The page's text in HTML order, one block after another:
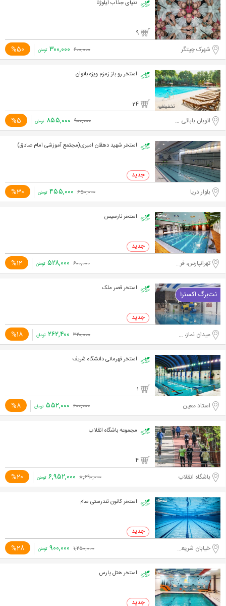
دنیای جذاب ایلوژنا
9
شهرک چیتگر %50 ۶۰۰,۰۰۰ ۳۰۰,۰۰۰ تومان
استخر رو باز زمزم ویژه بانوان
24
اتوبان بابائی - بعد از خروجی لشگرک %5 ۹۰۰,۰۰۰ ۸۵۵,۰۰۰ تومان
استخر شهید دهقان امیری(مجتمع آموزشی امام صادق)
بلوار دریا %30 ۶۵۰,۰۰۰ ۴۵۵,۰۰۰ تومان
استخر نارسیس
تهرانپارس، فرجام %12 ۶۰۰,۰۰۰ ۵۲۸,۰۰۰ تومان
استخر قصر ملک
میدان نماز، جاده احمد آباد مستوفی %18 ۳۲۰,۰۰۰ ۲۶۲,۴۰۰ تومان
استخر قهرمانی دانشگاه شریف
1
استاد معین %8 ۶۰۰,۰۰۰ ۵۵۲,۰۰۰ تومان
مجموعه باشگاه انقلاب
4
باشگاه انقلاب %20 ۸,۶۹۰,۰۰۰ ۶,۹۵۲,۰۰۰ تومان
استخر کانون تندرستی سام
خیابان شریعتی، خیابان ظفر %28 ۱,۲۵۰,۰۰۰ ۹۰۰,۰۰۰ تومان
استخر هتل پارس